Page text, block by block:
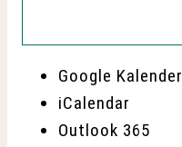
Google Kalender
iCalendar
Outlook 365